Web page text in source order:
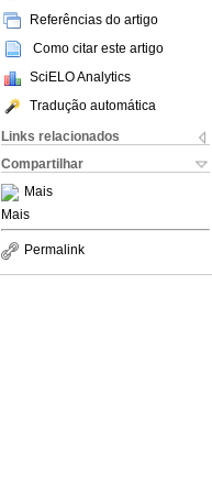
Referências do artigo
Como citar este artigo
SciELO Analytics
Tradução automática
Links relacionados
Compartilhar
Mais
Mais
Permalink